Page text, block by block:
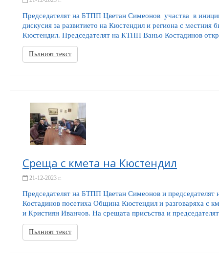
Председателят на БТПП Цветан Симеонов участва в
дискусия за развитието на Кюстендил и региона с местния
Кюстендил. Председателят на КТПП Ваньо Костадинов
Пълният текст
Среща с кмета на Кюстендил
21-12-2023 г.
Председателят на БТПП Цветан Симеонов и
Костадинов посетиха Община Кюстендил и разговаряха с
и Кристиян Иванчов. На срещата присъства и
Пълният текст